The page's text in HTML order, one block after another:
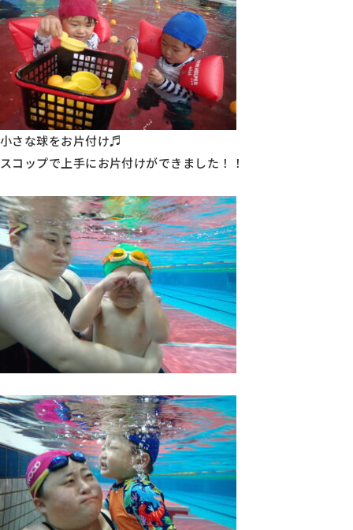
小さな球をお片付け♬
スコップで上手にお片付けができました！！